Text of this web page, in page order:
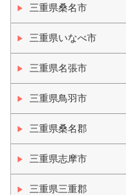
三重県桑名市
三重県いなべ市
三重県名張市
三重県鳥羽市
三重県桑名郡
三重県志摩市
三重県三重郡